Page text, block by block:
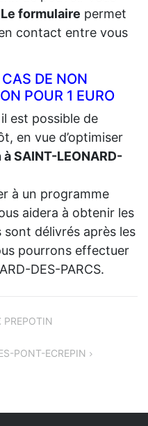
Le formulaire permet
contact entre vous
DE NON
POUR 1 EURO
est possible de
en vue d’optimiser
SAINT-LEONARD-
à un programme
aidera à obtenir les
délivrés après les
pourrons effectuer
DES-PARCS.
PONT-ECREPIN